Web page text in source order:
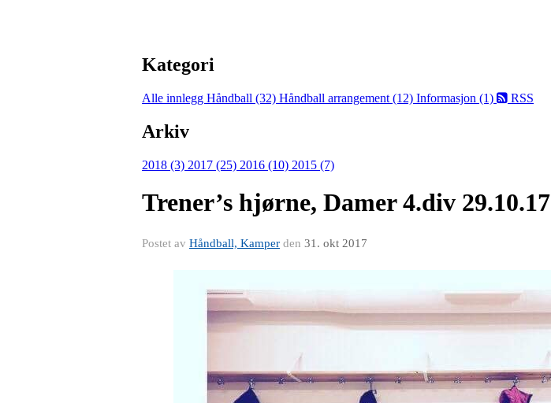
Kategori
Alle innlegg Håndball (32) Håndball arrangement (12) Informasjon (1) RSS
Arkiv
2018 (3) 2017 (25) 2016 (10) 2015 (7)
Trener’s hjørne, Damer 4.div 29.10.17
Postet av Håndball, Kamper den 31. okt 2017